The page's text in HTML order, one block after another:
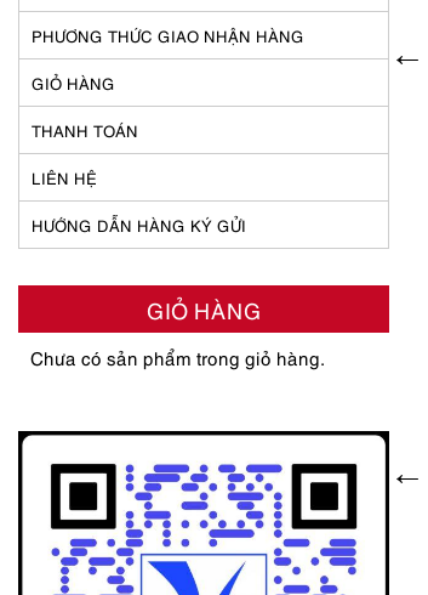
PHƯƠNG THỨC GIAO NHẬN HÀNG
GIỎ HÀNG
THANH TOÁN
LIÊN HỆ
HƯỚNG DẪN HÀNG KÝ GỬI
GIỎ HÀNG
Chưa có sản phẩm trong giỏ hàng.